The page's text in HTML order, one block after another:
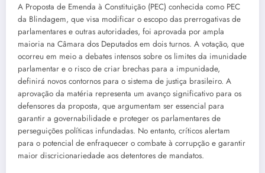
A Proposta de Emenda à Constituição (PEC) conhecida como PEC
da Blindagem, que visa modificar o escopo das prerrogativas de
parlamentares e outras autoridades, foi aprovada por ampla
maioria na Câmara dos Deputados em dois turnos. A votação, que
ocorreu em meio a debates intensos sobre os limites da imunidade
parlamentar e o risco de criar brechas para a impunidade,
definirá novos contornos para o sistema de justiça brasileiro. A
aprovação da matéria representa um avanço significativo para os
defensores da proposta, que argumentam ser essencial para
garantir a governabilidade e proteger os parlamentares de
perseguições políticas infundadas. No entanto, críticos alertam
para o potencial de enfraquecer o combate à corrupção e garantir
maior discricionariedade aos detentores de mandatos.